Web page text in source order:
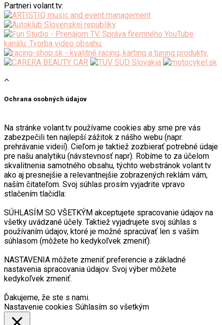
Partneri volant.tv:
Ochrana osobných údajov
Na stránke volant.tv používame cookies aby sme pre vás
zabezpečili ten najlepší zážitok z nášho webu (napr.
prehrávanie videií). Cieľom je taktiež zozbierať potrebné údaje
pre našu analytiku (návstevnosť napr). Robíme to za účelom
skvalitnenia samotného obsahu, týchto webstránok volant.tv
ako aj presnejšie a relevantnejšie zobrazených reklám vám,
naším čitateľom. Svoj súhlas prosím vyjadrite vpravo
stlačením tlačidla:
SÚHLASÍM SO VŠETKÝM akceptujete spracovanie údajov na
všetky uvádzané účely. Taktiež vyjadrujete svoj súhlas s
používaním údajov, ktoré je možné spracúvať len s vaším
súhlasom (môžete ho kedykoľvek zmeniť).
NASTAVENIA môžete zmeniť preferencie a základné
nastavenia spracovania údajov. Svoj výber môžete
kedykoľvek zmeniť.
Ďakujeme, že ste s nami.
Nastavenie cookies Súhlasím so všetkým